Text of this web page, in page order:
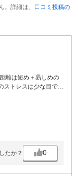
詳細は、 口コミ投稿の
離は短め＋易しめの
ストレスは少な目です
ったとても良いコン
たか？ 0